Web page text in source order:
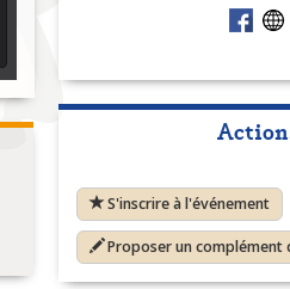
S'inscrire à l'événement
Proposer un complément